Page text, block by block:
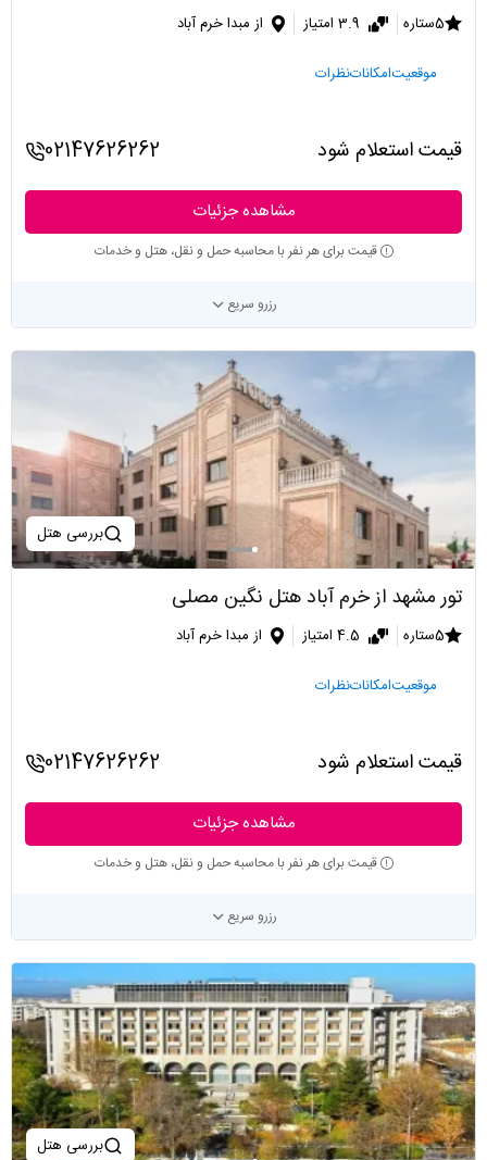
5ستاره 3.9 امتیاز از مبدا خرم آباد
موقعیتامکاناتنظرات
قیمت استعلام شود 02147626262
مشاهده جزئیات
قیمت برای هر نفر با محاسبه حمل و نقل، هتل و خدمات
رزرو سریع
بررسی هتل
تور مشهد از خرم آباد هتل نگین مصلی
5ستاره 4.5 امتیاز از مبدا خرم آباد
موقعیتامکاناتنظرات
قیمت استعلام شود 02147626262
مشاهده جزئیات
قیمت برای هر نفر با محاسبه حمل و نقل، هتل و خدمات
رزرو سریع
بررسی هتل